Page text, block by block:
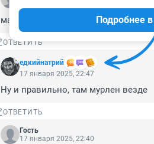
маркетплейсы рулядд
ОТВЕТИТЬ
едкийнатрий
Подробнее
17 января 2025, 22:47
Ну и правильно, там мурлен везде
ОТВЕТИТЬ
Гость
17 января 2025, 22:40